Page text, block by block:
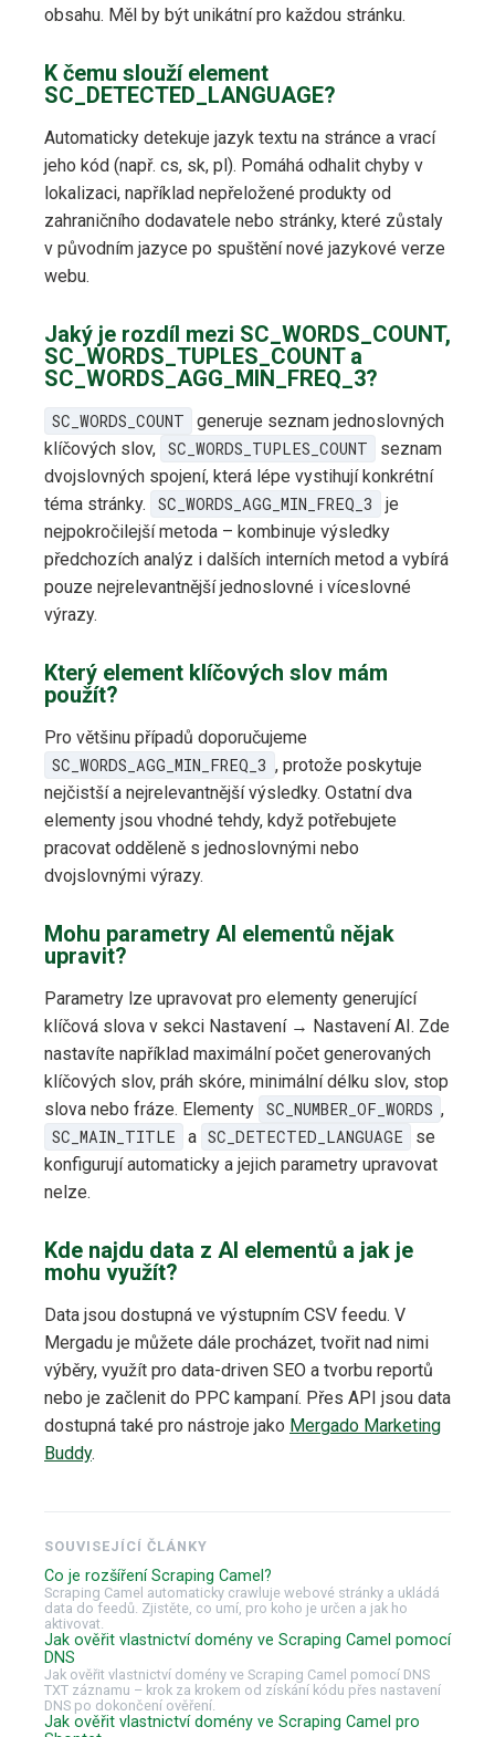
obsahu. Měl by být unikátní pro každou stránku.
K čemu slouží element
SC_DETECTED_LANGUAGE?
Automaticky detekuje jazyk textu na stránce a vrací
jeho kód (např. cs, sk, pl). Pomáhá odhalit chyby v
lokalizaci, například nepřeložené produkty od
zahraničního dodavatele nebo stránky, které zůstaly
v původním jazyce po spuštění nové jazykové verze
webu.
Jaký je rozdíl mezi SC_WORDS_COUNT,
SC_WORDS_TUPLES_COUNT a
SC_WORDS_AGG_MIN_FREQ_3?
SC_WORDS_COUNT
generuje seznam jednoslovných
klíčových slov, SC_WORDS_TUPLES_COUNT
seznam
dvojslovných spojení, která lépe vystihují konkrétní
téma stránky.
SC_WORDS_AGG_MIN_FREQ_3
je
nejpokročilejší metoda – kombinuje výsledky
předchozích analýz i dalších interních metod a vybírá
pouze nejrelevantnější jednoslovné i víceslovné
výrazy.
Který element klíčových slov mám
použít?
Pro většinu případů doporučujeme
SC_WORDS_AGG_MIN_FREQ_3 , protože poskytuje
nejčistší a nejrelevantnější výsledky. Ostatní dva
elementy jsou vhodné tehdy, když potřebujete
pracovat odděleně s jednoslovnými nebo
dvojslovnými výrazy.
Mohu parametry AI elementů nějak
upravit?
Parametry lze upravovat pro elementy generující
klíčová slova v sekci Nastavení → Nastavení AI. Zde
nastavíte například maximální počet generovaných
klíčových slov, práh skóre, minimální délku slov, stop
slova nebo fráze. Elementy SC_NUMBER_OF_WORDS ,
SC_MAIN_TITLE
a SC_DETECTED_LANGUAGE
se
konfigurují automaticky a jejich parametry upravovat
nelze.
Kde najdu data z AI elementů a jak je
mohu využít?
Data jsou dostupná ve výstupním CSV feedu. V
Mergadu je můžete dále procházet, tvořit nad nimi
výběry, využít pro data-driven SEO a tvorbu reportů
nebo je začlenit do PPC kampaní. Přes API jsou data
dostupná také pro nástroje jako Mergado Marketing
Buddy.
SOUVISEJÍCÍ ČLÁNKY
Co je rozšíření Scraping Camel?
Scraping Camel automaticky crawluje webové stránky a ukládá
data do feedů. Zjistěte, co umí, pro koho je určen a jak ho
aktivovat.
Jak ověřit vlastnictví domény ve Scraping Camel pomocí
DNS
Jak ověřit vlastnictví domény ve Scraping Camel pomocí DNS
TXT záznamu – krok za krokem od získání kódu přes nastavení
DNS po dokončení ověření.
Jak ověřit vlastnictví domény ve Scraping Camel pro